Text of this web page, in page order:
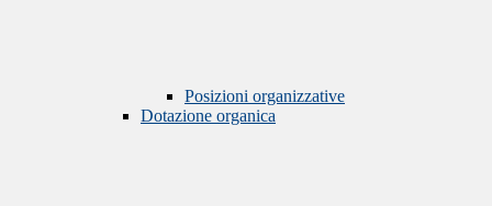
Posizioni organizzative
Dotazione organica